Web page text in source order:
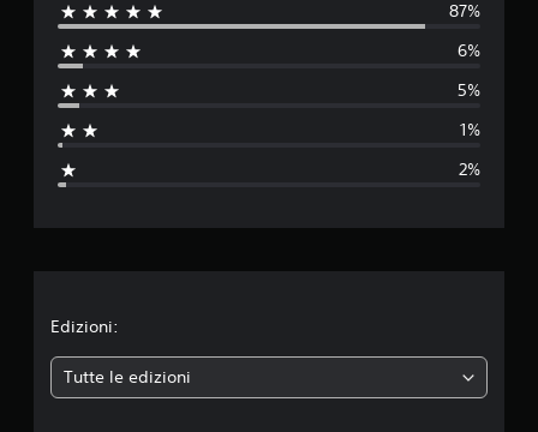
87%
6%
5%
1%
2%
Edizioni:
Tutte le edizioni